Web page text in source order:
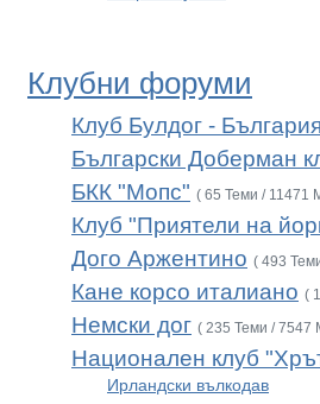
Клубни форуми
Клуб Булдог - България
Български Доберман
БКК "Мопс" ( 65 Теми / 11471
Клуб "Приятели на
Дого Аржентино ( 493
Кане корсо италиано (
Немски дог ( 235 Теми / 7547
Национален клуб
Ирландски вълкодав